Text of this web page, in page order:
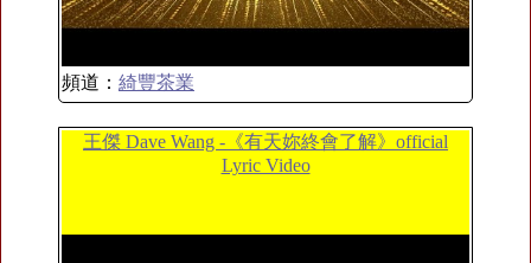
頻道： 綺豐茶業
王傑 Dave Wang -《有天妳終會了解》official
Lyric Video